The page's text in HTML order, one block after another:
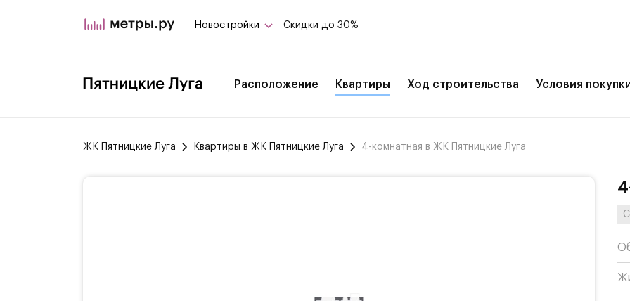
Новостройки Скидки до 30%
Расположение Квартиры Ход строительства Условия
ЖК Пятницкие Луга Квартиры в ЖК Пятницкие Луга 4-комнатная в ЖК Пятницкие Луга